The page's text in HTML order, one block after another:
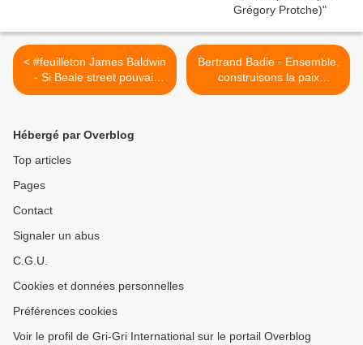
< #feuilleton James Baldwin
- Si Beale street pouvait
parler (2 / 15, lu par
Bertrand Badie - Ensemble,
construisons la paix
(Montreuil, 10/01/2024) >
Hébergé par Overblog
Top articles
Pages
Contact
Signaler un abus
C.G.U.
Cookies et données personnelles
Préférences cookies
Voir le profil de Gri-Gri International sur le portail Overblog